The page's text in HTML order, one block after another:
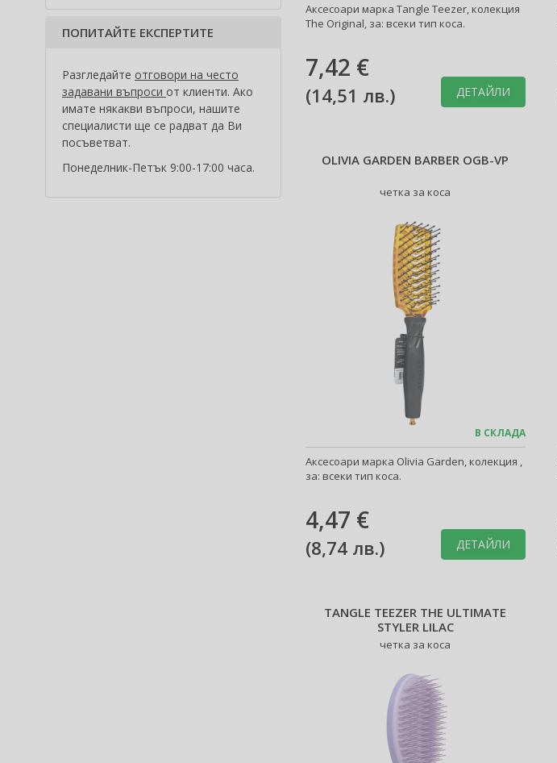
Аксесоари марка Tangle Teezer, колекция
The Original, за: всеки тип коса.
7,42 €
(14,51 лв.) ДЕТАЙЛИ
OLIVIA GARDEN BARBER OGB-VP
четка за коса
В СКЛАДА
Аксесоари марка Olivia Garden, колекция ,
за: всеки тип коса.
4,47 €
(8,74 лв.) ДЕТАЙЛИ
TANGLE TEEZER THE ULTIMATE
STYLER LILAC
четка за коса
ПОПИТАЙТЕ ЕКСПЕРТИТЕ
Разгледайте отговори на често
задавани въпроси от клиенти. Ако
имате някакви въпроси, нашите
специалисти ще се радват да Ви
посъветват.
Понеделник-Петък 9:00-17:00 часа.